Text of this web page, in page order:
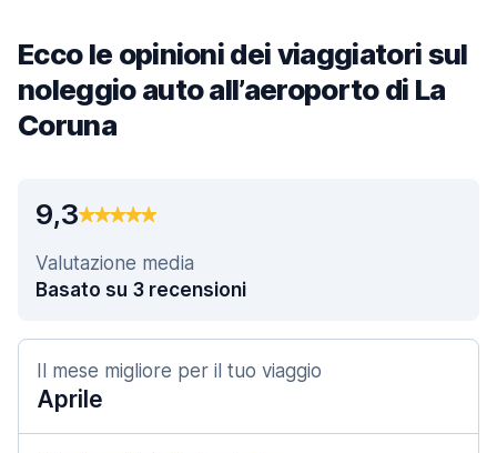
Ecco le opinioni dei viaggiatori sul
noleggio auto all’aeroporto di La
Coruna
9,3
Valutazione media
Basato su 3 recensioni
Il mese migliore per il tuo viaggio
Aprile